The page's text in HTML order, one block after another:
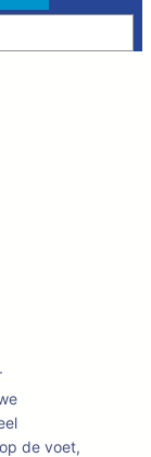
de voet,